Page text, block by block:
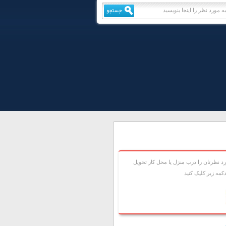
نظرتان را درب منزل يا محل کار تحويل
زير کليک کنيد